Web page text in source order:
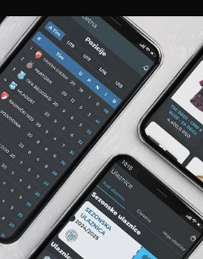
NEWS GALERIJE A TIM ČLANSTVO